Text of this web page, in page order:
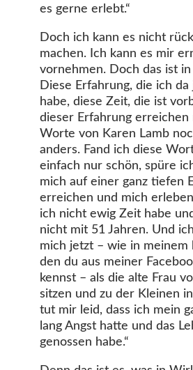
es gerne erlebt.“
Doch ich kann es nicht
machen. Ich kann es mir
vornehmen. Doch das ist
Diese Erfahrung, die ich
habe, diese Zeit, die ist
dieser Erfahrung erreichen
Worte von Karen Lamb
anders. Fand ich diese
einfach nur schön, spüre
mich auf einer ganz tiefen
erreichen und mich erleben
ich nicht ewig Zeit habe
nicht mit 51 Jahren. Und
mich jetzt – wie in meinem
den du aus meiner
kennst – als die alte Frau
sitzen und zu der Kleinen
tut mir leid, dass ich mein
lang Angst hatte und das
genossen habe.“